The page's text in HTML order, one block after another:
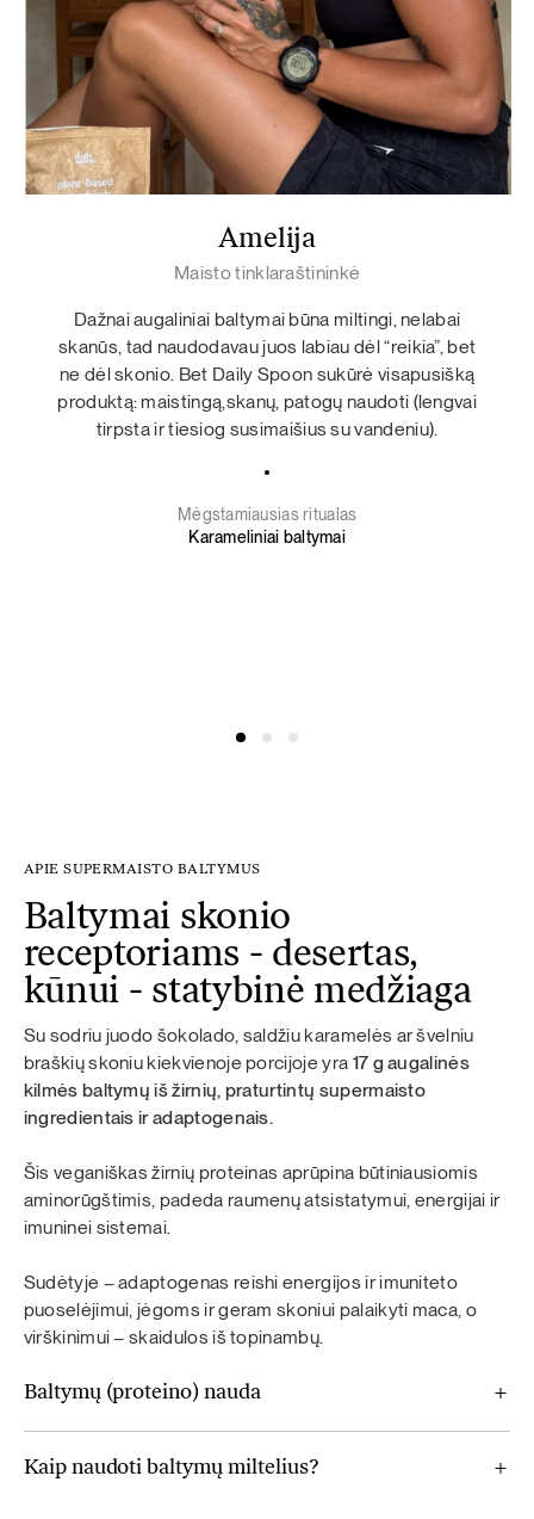
Amelija
Maisto tinklaraštininkė
Dažnai augaliniai baltymai būna miltingi, nelabai
skanūs, tad naudodavau juos labiau dėl “reikia”, bet
ne dėl skonio. Bet Daily Spoon sukūrė visapusišką
produktą: maistingą,skanų, patogų naudoti (lengvai
tirpsta ir tiesiog susimaišius su vandeniu).
Mėgstamiausias ritualas
Karameliniai baltymai
APIE SUPERMAISTO BALTYMUS
Baltymai skonio
receptoriams - desertas,
kūnui - statybinė medžiaga
Su sodriu juodo šokolado, saldžiu karamelės ar švelniu
braškių skoniu kiekvienoje porcijoje yra 17 g augalinės
kilmės baltymų iš žirnių, praturtintų supermaisto
ingredientais ir adaptogenais.
Šis veganiškas žirnių proteinas aprūpina būtiniausiomis
aminorūgštimis, padeda raumenų atsistatymui, energijai ir
imuninei sistemai.
Sudėtyje – adaptogenas reishi energijos ir imuniteto
puoselėjimui, jėgoms ir geram skoniui palaikyti maca, o
virškinimui – skaidulos iš topinambų.
Baltymų (proteino) nauda
Kaip naudoti baltymų miltelius?